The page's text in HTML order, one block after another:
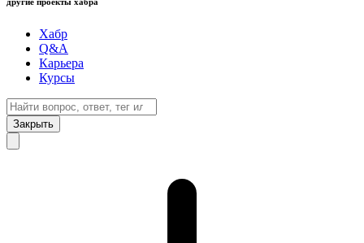
Хабр
Q&A
Карьера
Курсы
Закрыть